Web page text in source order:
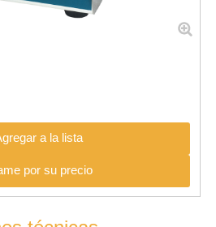
a la lista
por su precio